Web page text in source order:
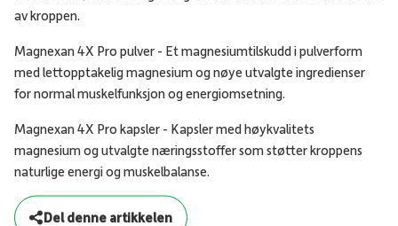
av kroppen.
Magnexan 4X Pro pulver - Et magnesiumtilskudd i pulverform
med lettopptakelig magnesium og nøye utvalgte ingredienser
for normal muskelfunksjon og energiomsetning.
Magnexan 4X Pro kapsler - Kapsler med høykvalitets
magnesium og utvalgte næringsstoffer som støtter kroppens
naturlige energi og muskelbalanse.
Del denne artikkelen